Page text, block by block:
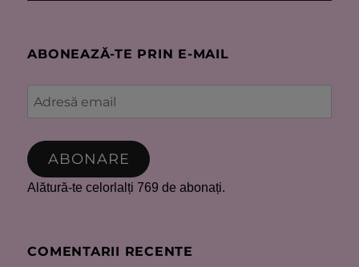
ABONEAZĂ-TE PRIN E-MAIL
Adresă
email
ABONARE
Alătură-te celorlalți 769 de abonați.
COMENTARII RECENTE